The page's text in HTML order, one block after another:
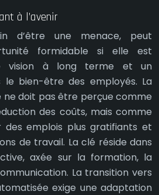
à l’avenir
d’être une menace, peut
formidable si elle est
vision à long terme et un
le bien-être des employés. La
ne doit pas être perçue comme
des coûts, mais comme
emplois plus gratifiants et
de travail. La clé réside dans
axée sur la formation, la
La transition vers
exige une adaptation